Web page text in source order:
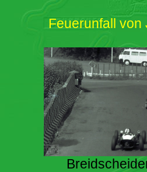
Feuerunfall von